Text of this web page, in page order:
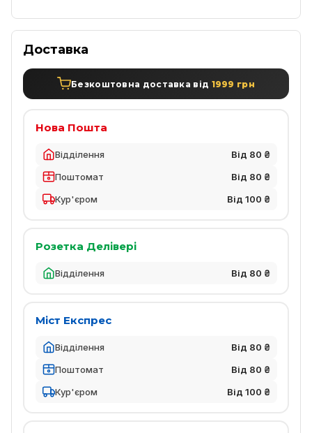
Доставка
Безкоштовна доставка від 1999 грн
Нова Пошта
Відділення
Від 80 ₴
Поштомат
Від 80 ₴
Кур'єром
Від 100 ₴
Розетка Делівері
Відділення Від 80 ₴
Міст Експрес
Відділення
Від 80 ₴
Поштомат
Від 80 ₴
Кур'єром
Від 100 ₴